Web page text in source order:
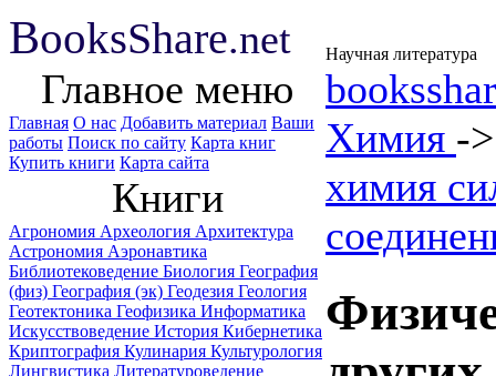
BooksShare.net Научная литература
Главное меню
Главная О нас Добавить материал Ваши
работы Поиск по сайту Карта книг
Купить книги Карта сайта
Книги
Агрономия Археология Архитектура
Астрономия Аэронавтика
Библиотековедение Биология География
(физ) География (эк) Геодезия Геология
Геотектоника Геофизика Информатика
Искусствоведение История Кибернетика
Криптография Кулинария Культурология
Лингвистика Литературоведение
Химия -
химия